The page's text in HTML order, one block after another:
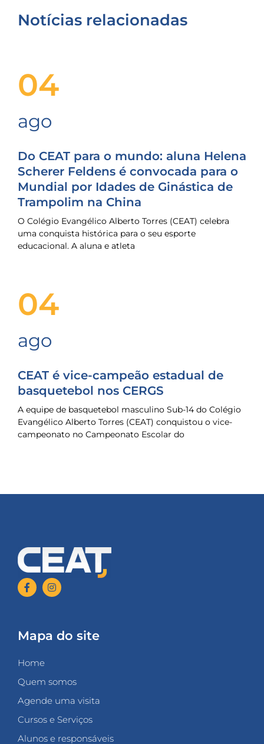
Notícias relacionadas
04
ago
Do CEAT para o mundo: aluna Helena
Scherer Feldens é convocada para o
Mundial por Idades de Ginástica de
Trampolim na China
O Colégio Evangélico Alberto Torres (CEAT) celebra
uma conquista histórica para o seu esporte
educacional. A aluna e atleta
04
ago
CEAT é vice-campeão estadual de
basquetebol nos CERGS
A equipe de basquetebol masculino Sub-14 do Colégio
Evangélico Alberto Torres (CEAT) conquistou o vice-
campeonato no Campeonato Escolar do
Mapa do site
Home
Quem somos
Agende uma visita
Cursos e Serviços
Alunos e responsáveis